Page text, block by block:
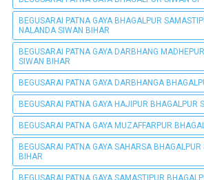
BEGUSARAI PATNA GAYA BHAGALPUR
NALANDA SIWAN BIHAR
BEGUSARAI PATNA GAYA DARBHANG
SIWAN BIHAR
BEGUSARAI PATNA GAYA DARBHANGA
BEGUSARAI PATNA GAYA HAJIPUR BHAGALPUR
BEGUSARAI PATNA GAYA MUZAFFARPUR
BEGUSARAI PATNA GAYA SAHARSA
BIHAR
BEGUSARAI PATNA GAYA SAMASTIPUR